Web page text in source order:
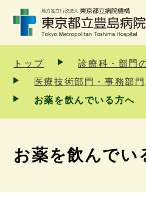
トップ
診療科・部門
医療技術部門・事務部門
お薬を飲んでいる方へ
お薬を飲んでい